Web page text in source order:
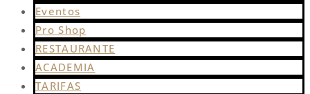
Eventos
Pro Shop
RESTAURANTE
ACADEMIA
TARIFAS